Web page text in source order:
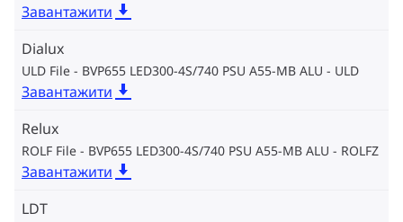
Завантажити
Dialux
ULD File - BVP655 LED300-4S/740 PSU A55-MB ALU ULD
Завантажити
Relux
ROLF File - BVP655 LED300-4S/740 PSU A55-MB ALU ROLFZ
Завантажити
LDT